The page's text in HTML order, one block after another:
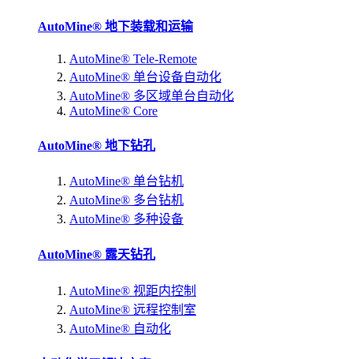
AutoMine® 地下装载和运输
AutoMine® Tele-Remote
AutoMine® 单台设备自动化
AutoMine® 多区域单台自动化
AutoMine® Core
AutoMine® 地下钻孔
AutoMine® 单台钻机
AutoMine® 多台钻机
AutoMine® 多种设备
AutoMine® 露天钻孔
AutoMine® 视距内控制
AutoMine® 远程控制室
AutoMine® 自动化